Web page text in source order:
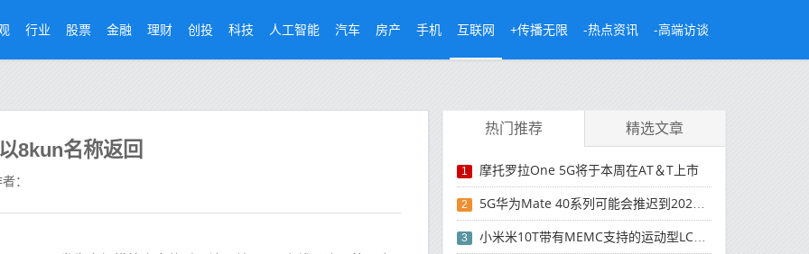
行业 股票 金融 理财 创投 科技 人工智能 汽车 房产 手机 互联网 +传播无限 -热点资讯 -高端访谈
8kun名称返回
：
热门推荐 精选文章
1 摩托罗拉One 5G将于本周在AT＆T上市
2 5G华为Mate 40系列可能会推迟到2021年
3 小米米10T带有MEMC支持的运动型LCD屏幕